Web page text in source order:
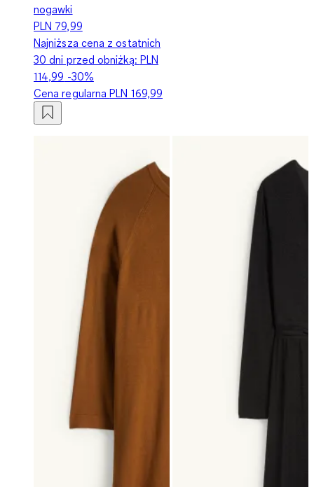
nogawki
PLN 79,99
Najniższa cena z ostatnich
30 dni przed obniżką: PLN
114,99 -30%
Cena regularnaPLN 169,99